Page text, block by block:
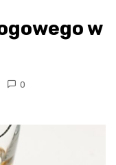
w
0